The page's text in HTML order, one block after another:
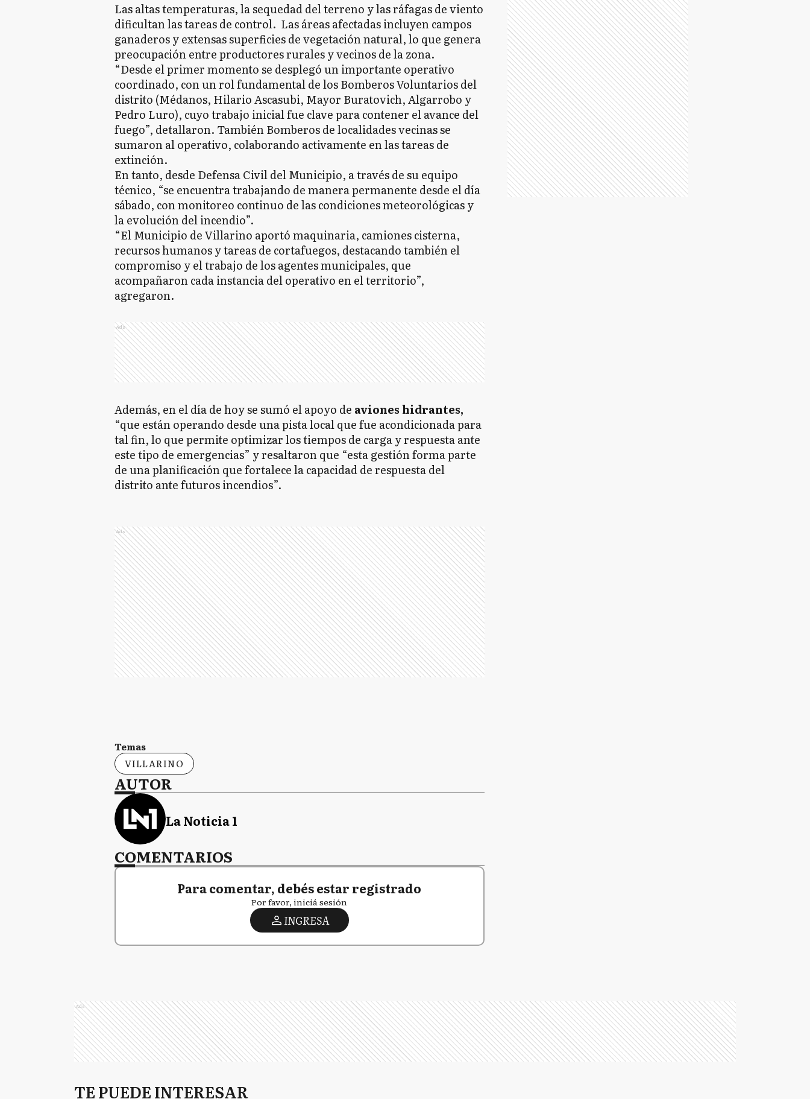
Las altas temperaturas, la sequedad del terreno y las ráfagas de viento
dificultan las tareas de control. Las áreas afectadas incluyen campos
ganaderos y extensas superficies de vegetación natural, lo que genera
preocupación entre productores rurales y vecinos de la zona.
“Desde el primer momento se desplegó un importante operativo
coordinado, con un rol fundamental de los Bomberos Voluntarios del
distrito (Médanos, Hilario Ascasubi, Mayor Buratovich, Algarrobo y
Pedro Luro), cuyo trabajo inicial fue clave para contener el avance del
fuego”, detallaron. También Bomberos de localidades vecinas se
sumaron al operativo, colaborando activamente en las tareas de
extinción.
En tanto, desde Defensa Civil del Municipio, a través de su equipo
técnico, “se encuentra trabajando de manera permanente desde el día
sábado, con monitoreo continuo de las condiciones meteorológicas y
la evolución del incendio”.
“El Municipio de Villarino aportó maquinaria, camiones cisterna,
recursos humanos y tareas de cortafuegos, destacando también el
compromiso y el trabajo de los agentes municipales, que
acompañaron cada instancia del operativo en el territorio”,
agregaron.
Ads
Además, en el día de hoy se sumó el apoyo de aviones hidrantes,
“que están operando desde una pista local que fue acondicionada para
tal fin, lo que permite optimizar los tiempos de carga y respuesta ante
este tipo de emergencias” y resaltaron que “esta gestión forma parte
de una planificación que fortalece la capacidad de respuesta del
distrito ante futuros incendios”.
Ads
Temas
VILLARINO
AUTOR
La Noticia 1
COMENTARIOS
Para comentar, debés estar registrado
Por favor, iniciá sesión
INGRESA
Ads
TE PUEDE INTERESAR